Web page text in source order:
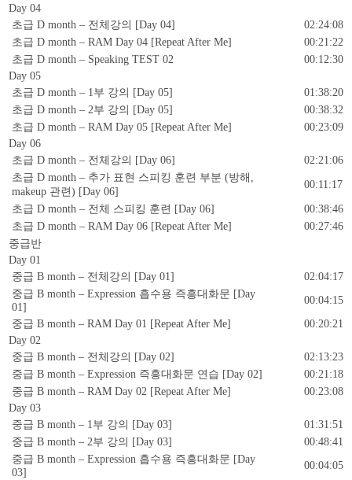
Day 04
초급 D month – 전체강의 [Day 04]
02:24:08
초급 D month – RAM Day 04 [Repeat After Me]
00:21:22
초급 D month – Speaking TEST 02
00:12:30
Day 05
초급 D month – 1부 강의 [Day 05]
01:38:20
초급 D month – 2부 강의 [Day 05]
00:38:32
초급 D month – RAM Day 05 [Repeat After Me]
00:23:09
Day 06
초급 D month – 전체강의 [Day 06]
02:21:06
초급 D month – 추가 표현 스피킹 훈련 부분 (방해,
makeup 관련) [Day 06]
00:11:17
초급 D month – 전체 스피킹 훈련 [Day 06]
00:38:46
초급 D month – RAM Day 06 [Repeat After Me]
00:27:46
중급반
Day 01
중급 B month – 전체강의 [Day 01]
02:04:17
중급 B month – Expression 흡수용 즉흥대화문 [Day
01]
00:04:15
중급 B month – RAM Day 01 [Repeat After Me]
00:20:21
Day 02
중급 B month – 전체강의 [Day 02]
02:13:23
중급 B month – Expression 즉흥대화문 연습 [Day 02]
00:21:18
중급 B month – RAM Day 02 [Repeat After Me]
00:23:08
Day 03
중급 B month – 1부 강의 [Day 03]
01:31:51
중급 B month – 2부 강의 [Day 03]
00:48:41
중급 B month – Expression 흡수용 즉흥대화문 [Day
03]
00:04:05